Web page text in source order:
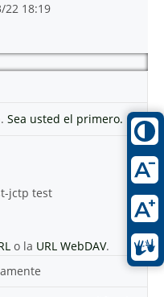
22 18:19
Sea usted el primero.
jctp test
o la URL WebDAV.